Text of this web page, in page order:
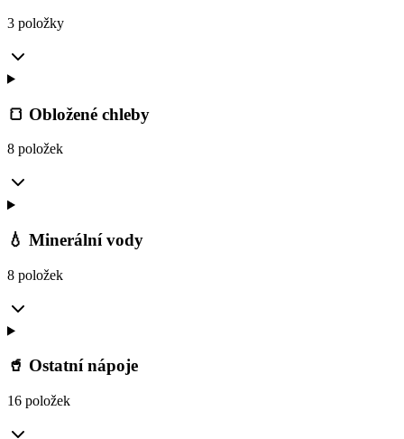
3 položky
🍞 Obložené chleby
8 položek
💧 Minerální vody
8 položek
🥤 Ostatní nápoje
16 položek